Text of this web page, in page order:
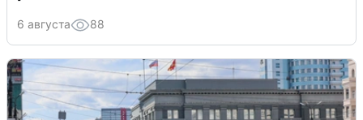
6 августа 88